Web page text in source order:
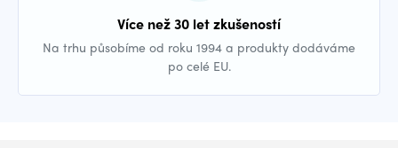
Více než 30 let zkušeností
Na trhu působíme od roku 1994 a produkty dodáváme
po celé EU.